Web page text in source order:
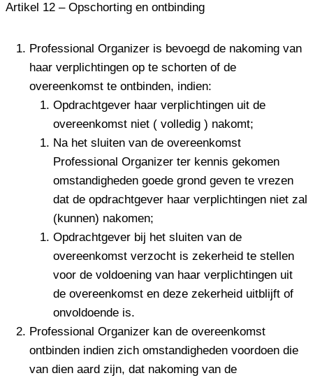
Artikel 12 – Opschorting en ontbinding
Professional Organizer is bevoegd de nakoming van
haar verplichtingen op te schorten of de
overeenkomst te ontbinden, indien:
Opdrachtgever haar verplichtingen uit de
overeenkomst niet ( volledig ) nakomt;
Na het sluiten van de overeenkomst
Professional Organizer ter kennis gekomen
omstandigheden goede grond geven te vrezen
dat de opdrachtgever haar verplichtingen niet zal
(kunnen) nakomen;
Opdrachtgever bij het sluiten van de
overeenkomst verzocht is zekerheid te stellen
voor de voldoening van haar verplichtingen uit
de overeenkomst en deze zekerheid uitblijft of
onvoldoende is.
Professional Organizer kan de overeenkomst
ontbinden indien zich omstandigheden voordoen die
van dien aard zijn, dat nakoming van de